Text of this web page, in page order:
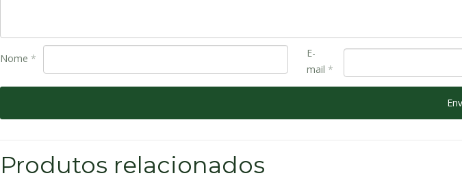
Nome *
E-
mail *
Produtos relacionados